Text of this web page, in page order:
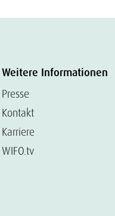
Weitere Informationen
Presse
Kontakt
Karriere
WIFO.tv